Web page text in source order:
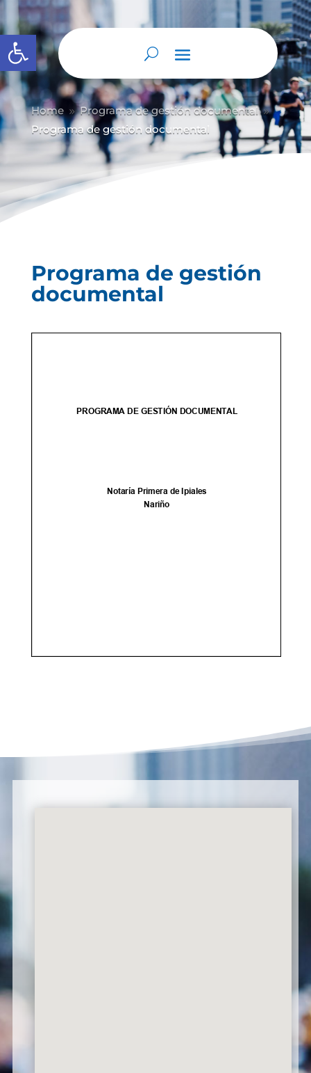
Abrir barra de herramientas
Home 9 Programa de gestión documental 9
Programa de gestión documental
Programa de gestión
documental